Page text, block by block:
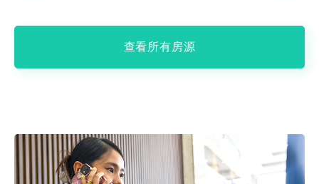
查看所有房源